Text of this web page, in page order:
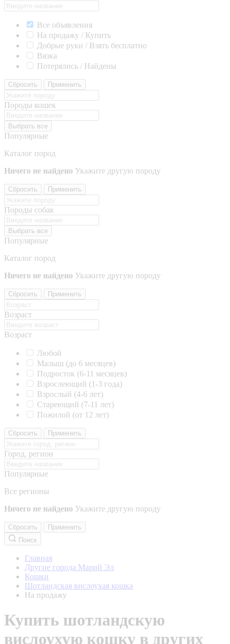
Все объявления
На продажу / Купить
Добрые руки / Взять бесплатно
Вязка
Потерялись / Найдены
Сбросить Применить
Породы кошек
Выбрать все
Популярные
Каталог пород
Ничего не найдено Укажите другую породу
Сбросить Применить
Породы собак
Выбрать все
Популярные
Каталог пород
Ничего не найдено Укажите другую породу
Сбросить Применить
Возраст
Возраст
Любой
Малыш (до 6 месяцев)
Подросток (6-11 месяцев)
Взрослеющий (1-3 года)
Взрослый (4-6 лет)
Стареющий (7-11 лет)
Пожилой (от 12 лет)
Сбросить Применить
Город, регион
Популярные
Все регионы
Ничего не найдено Укажите другую породу
Сбросить
Применить
Поиск
Главная
Другие города Марий Эл
Кошки
Шотландская вислоухая кошка
На продажу
Купить шотландскую
вислоухую кошку в других